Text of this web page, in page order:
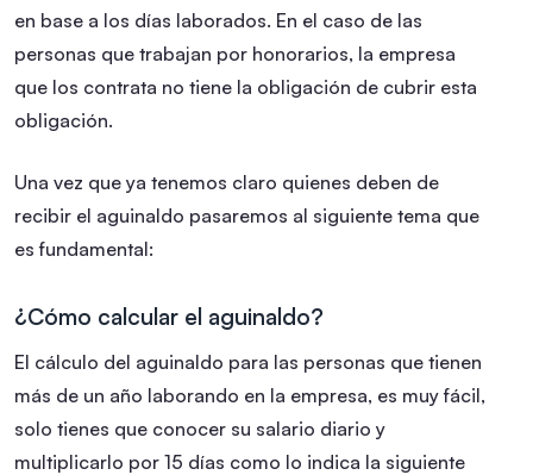
en base a los días laborados. En el caso de las
personas que trabajan por honorarios, la empresa
que los contrata no tiene la obligación de cubrir esta
obligación.
Una vez que ya tenemos claro quienes deben de
recibir el aguinaldo pasaremos al siguiente tema que
es fundamental:
¿Cómo calcular el aguinaldo?
El cálculo del aguinaldo para las personas que tienen
más de un año laborando en la empresa, es muy fácil,
solo tienes que conocer su salario diario y
multiplicarlo por 15 días como lo indica la siguiente